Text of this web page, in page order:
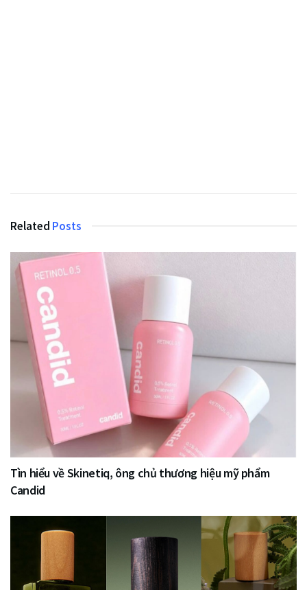
Related Posts
Tìn hiểu về Skinetiq, ông chủ thương hiệu mỹ phẩm
Candid